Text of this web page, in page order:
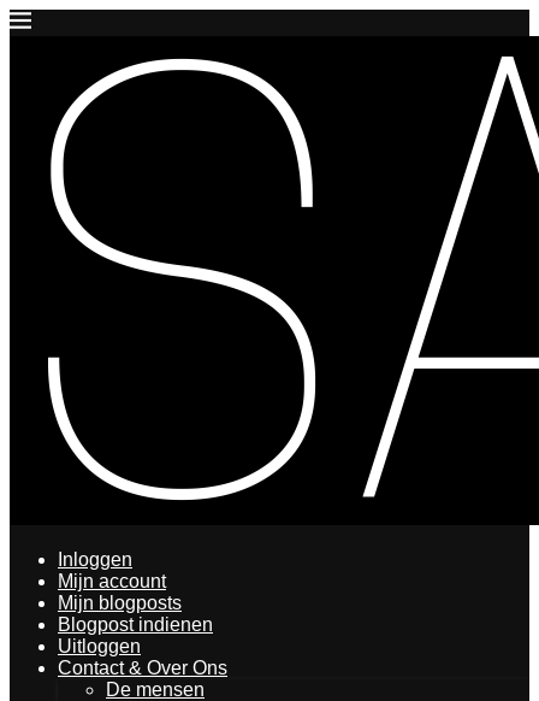
Inloggen
Mijn account
Mijn blogposts
Blogpost indienen
Uitloggen
Contact & Over Ons
De mensen